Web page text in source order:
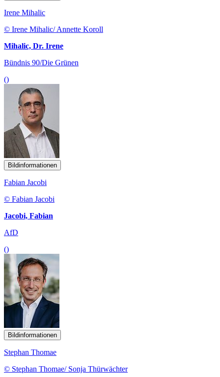
Irene Mihalic
© Irene Mihalic/ Annette Koroll
Mihalic, Dr. Irene
Bündnis 90/Die Grünen
()
Bildinformationen
Fabian Jacobi
© Fabian Jacobi
Jacobi, Fabian
AfD
()
Bildinformationen
Stephan Thomae
© Stephan Thomae/ Sonja Thürwächter